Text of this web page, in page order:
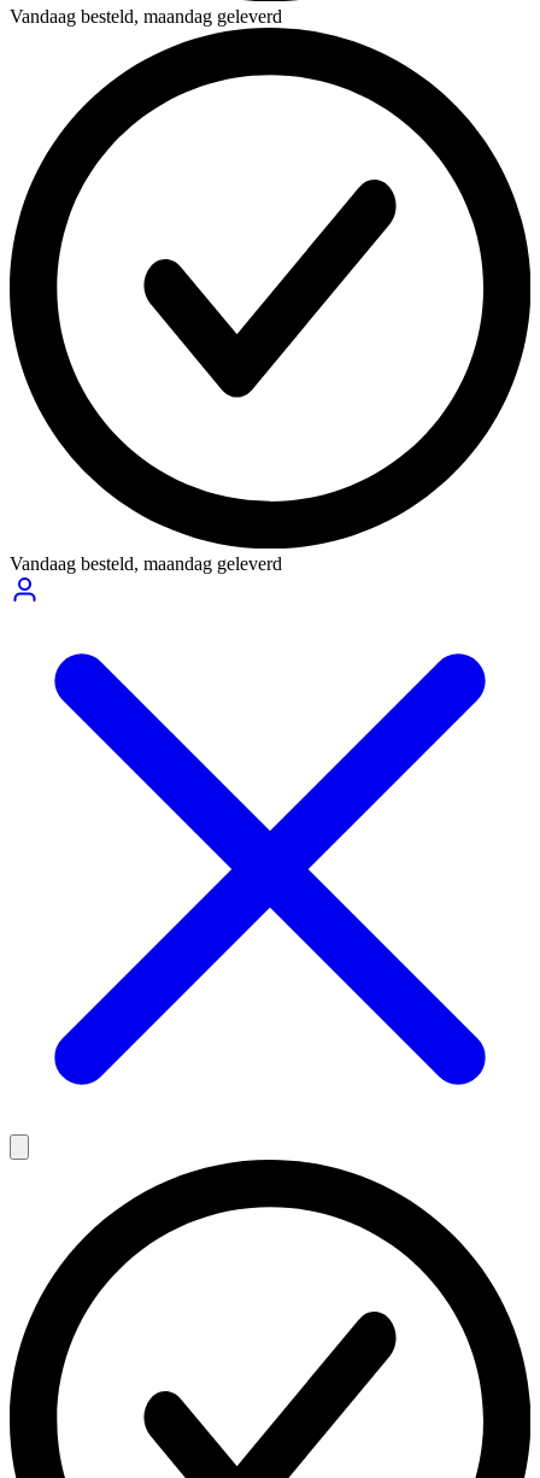
Vandaag besteld, maandag geleverd
Vandaag besteld, maandag geleverd